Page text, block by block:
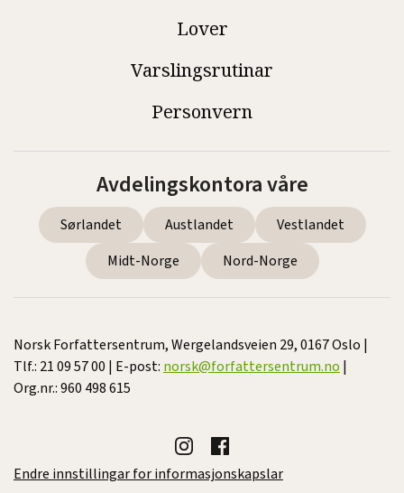
Lover
Varslingsrutinar
Personvern
Avdelingskontora våre
Sørlandet Austlandet
Vestlandet
Midt-Norge
Nord-Norge
Norsk Forfattersentrum, Wergelandsveien 29, 0167 Oslo |
Tlf.: 21 09 57 00 | E-post: norsk@forfattersentrum.no |
Org.nr.: 960 498 615
Endre innstillingar for informasjonskapslar